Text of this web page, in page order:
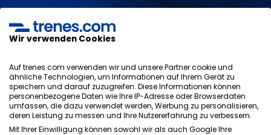
allgemeinen Bedingungen
gelesen und akzeptiere sie.
Datenschutzrichtlinie
AGB
Cookie-Richtlinie
Sicherheitsrichtlinie
Wir verwenden Cookies
Auf trenes.com verwenden wir und unsere Partner cookie und
ähnliche Technologien, um Informationen auf Ihrem Gerät zu
speichern und darauf zuzugreifen. Diese Informationen können
personenbezogene Daten wie Ihre IP-Adresse oder Browserdaten
umfassen, die dazu verwendet werden, Werbung zu personalisieren,
deren Leistung zu messen und Ihre Nutzererfahrung zu verbessern.
Mit Ihrer Einwilligung können sowohl wir als auch Google Ihre